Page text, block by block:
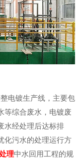
电镀生产线，主要包
等综合废水，电镀废
水经处理后达标排
化污水的处理运行方
理中水回用工程的规